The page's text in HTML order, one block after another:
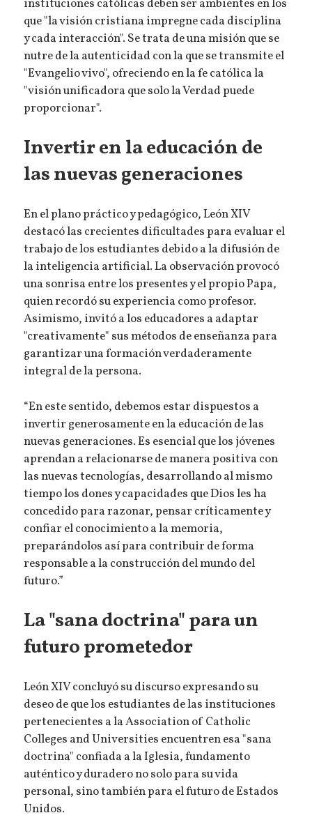
instituciones católicas deben ser ambientes en los
que "la visión cristiana impregne cada disciplina
y cada interacción". Se trata de una misión que se
nutre de la autenticidad con la que se transmite el
"Evangelio vivo", ofreciendo en la fe católica la
"visión unificadora que solo la Verdad puede
proporcionar".
Invertir en la educación de
las nuevas generaciones
En el plano práctico y pedagógico, León XIV
destacó las crecientes dificultades para evaluar el
trabajo de los estudiantes debido a la difusión de
la inteligencia artificial. La observación provocó
una sonrisa entre los presentes y el propio Papa,
quien recordó su experiencia como profesor.
Asimismo, invitó a los educadores a adaptar
"creativamente" sus métodos de enseñanza para
garantizar una formación verdaderamente
integral de la persona.
“En este sentido, debemos estar dispuestos a
invertir generosamente en la educación de las
nuevas generaciones. Es esencial que los jóvenes
aprendan a relacionarse de manera positiva con
las nuevas tecnologías, desarrollando al mismo
tiempo los dones y capacidades que Dios les ha
concedido para razonar, pensar críticamente y
confiar el conocimiento a la memoria,
preparándolos así para contribuir de forma
responsable a la construcción del mundo del
futuro.”
La "sana doctrina" para un
futuro prometedor
León XIV concluyó su discurso expresando su
deseo de que los estudiantes de las instituciones
pertenecientes a la Association of Catholic
Colleges and Universities encuentren esa "sana
doctrina" confiada a la Iglesia, fundamento
auténtico y duradero no solo para su vida
personal, sino también para el futuro de Estados
Unidos.